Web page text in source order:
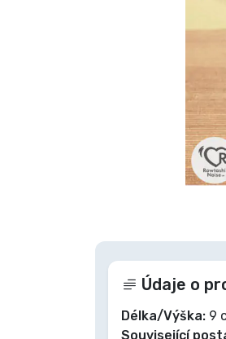
Údaje o
Délka/Výška: 9
Související
Sportovní věci